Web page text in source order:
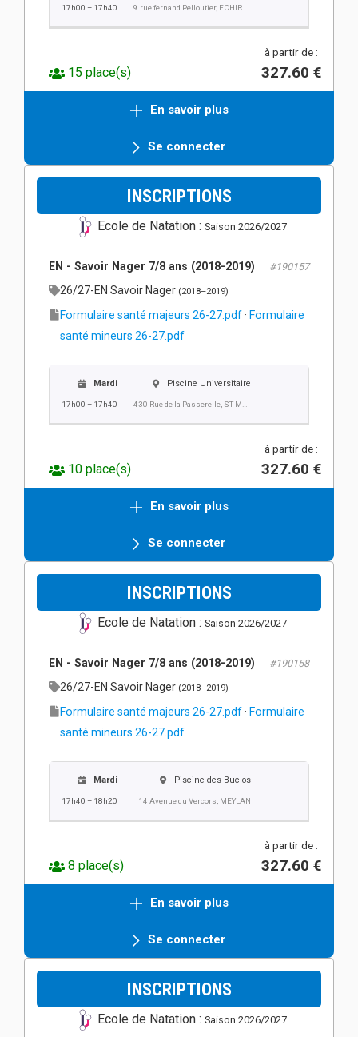
17h00 – 17h40 9 rue fernand Pelloutier, ECHIROLLES
15 place(s)
à partir de :
327.60 €
En savoir plus
Se connecter
INSCRIPTIONS
Ecole de Natation : Saison 2026/2027
EN - Savoir Nager 7/8 ans (2018-2019) #190157
26/27-EN Savoir Nager (2018–2019)
Formulaire santé majeurs 26-27.pdf · Formulaire
santé mineurs 26-27.pdf
Mardi
17h00 – 17h40
Piscine Universitaire
10 place(s)
à partir de :
327.60 €
En savoir plus
Se connecter
INSCRIPTIONS
Ecole de Natation : Saison 2026/2027
EN - Savoir Nager 7/8 ans (2018-2019) #190158
26/27-EN Savoir Nager (2018–2019)
Formulaire santé majeurs 26-27.pdf · Formulaire
santé mineurs 26-27.pdf
Mardi
17h40 – 18h20
Piscine des Buclos
14 Avenue du Vercors, MEYLAN
8 place(s)
à partir de :
327.60 €
En savoir plus
Se connecter
INSCRIPTIONS
Ecole de Natation : Saison 2026/2027